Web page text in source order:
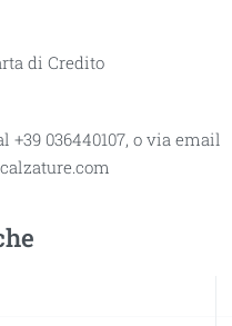
di Credito
+39 036440107, o via email